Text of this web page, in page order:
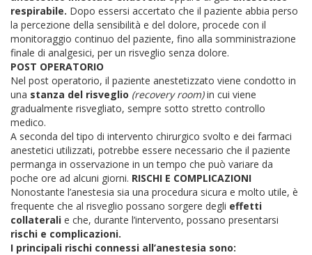
respirabile. Dopo essersi accertato che il paziente abbia perso
la percezione della sensibilità e del dolore, procede con il
monitoraggio continuo del paziente, fino alla somministrazione
finale di analgesici, per un risveglio senza dolore.
POST OPERATORIO
Nel post operatorio, il paziente anestetizzato viene condotto in
una stanza del risveglio (recovery room)in cui viene
gradualmente risvegliato, sempre sotto stretto controllo
medico.
A seconda del tipo di intervento chirurgico svolto e dei farmaci
anestetici utilizzati, potrebbe essere necessario che il paziente
permanga in osservazione in un tempo che può variare da
poche ore ad alcuni giorni. RISCHI E COMPLICAZIONI
Nonostante l’anestesia sia una procedura sicura e molto utile, è
frequente che al risveglio possano sorgere degli effetti
collaterali e che, durante l’intervento, possano presentarsi
rischi e complicazioni.
I principali rischi connessi all’anestesia sono: